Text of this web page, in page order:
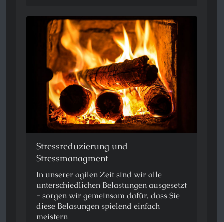
Stressreduzierung und
Stressmanagment
In unserer agilen Zeit sind wir alle
unterschiedlichen Belastungen ausgesetzt
- sorgen wir gemeinsam dafür, dass Sie
diese Belasungen spielend einfach
meistern